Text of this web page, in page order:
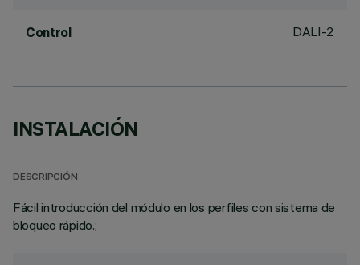
Control DALI-2
INSTALACIÓN
DESCRIPCIÓN
Fácil introducción del módulo en los perfiles con sistema de
bloqueo rápido.;